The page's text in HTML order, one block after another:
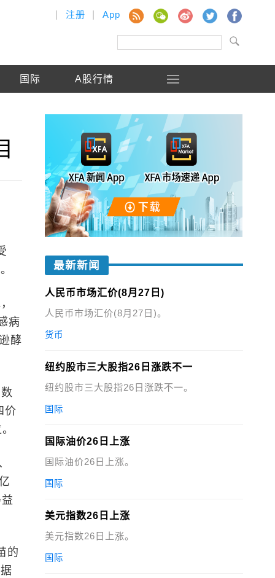
注册 App
国际 A股行情
病
酵
价
的
最新新闻
人民币市场汇价(8月27日)
人民币市场汇价(8月27日)。
货币
纽约股市三大股指26日涨跌不一
纽约股市三大股指26日涨跌不一。
国际
国际油价26日上涨
国际油价26日上涨。
国际
美元指数26日上涨
美元指数26日上涨。
国际